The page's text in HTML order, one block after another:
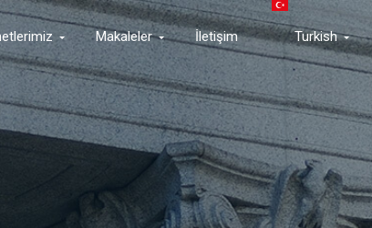
Makaleler İletişim Turkish